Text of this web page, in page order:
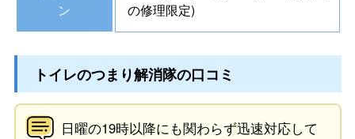
ン
の修理限定)
トイレのつまり解消隊の口コミ
日曜の19時以降にも関わらず迅速対応して